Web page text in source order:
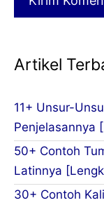
Artikel
11+ Unsur-
Penjelasannya
50+ Contoh
Latinnya
30+ Contoh